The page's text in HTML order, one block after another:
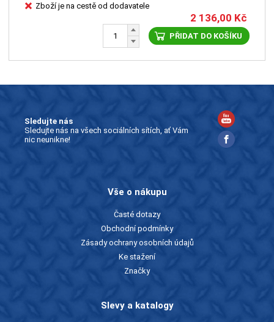
Zboží je na cestě od dodavatele
2 136,00 Kč
PŘIDAT DO KOŠÍKU
Sledujte nás
Sledujte nás na všech sociálních sítích, ať Vám
nic neunikne!
Vše o nákupu
Časté dotazy
Obchodní podmínky
Zásady ochrany osobních údajů
Ke stažení
Značky
Slevy a katalogy